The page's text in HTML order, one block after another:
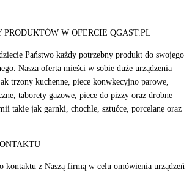
PRODUKTÓW W OFERCIE QGAST.PL
Państwo każdy potrzebny produkt do swojego
Nasza oferta mieści w sobie duże urządzenia
trzony kuchenne, piece konwkecyjno parowe,
taborety gazowe, piece do pizzy oraz drobne
takie jak garnki, chochle, sztućce, porcelanę oraz
kontaktu z Naszą firmą w celu omówienia urządzeń